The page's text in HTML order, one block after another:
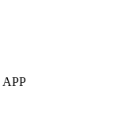
APP